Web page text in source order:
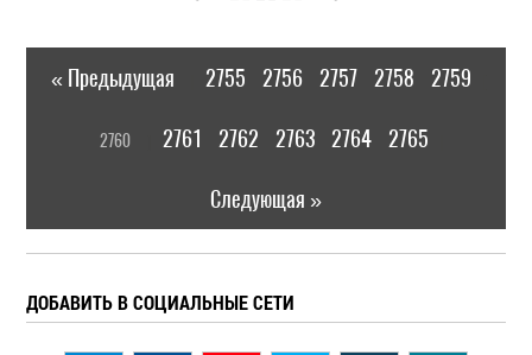
« Предыдущая 2755 2756 2757 2758 2759
2760 2761 2762 2763 2764 2765
Следующая »
ДОБАВИТЬ В СОЦИАЛЬНЫЕ СЕТИ